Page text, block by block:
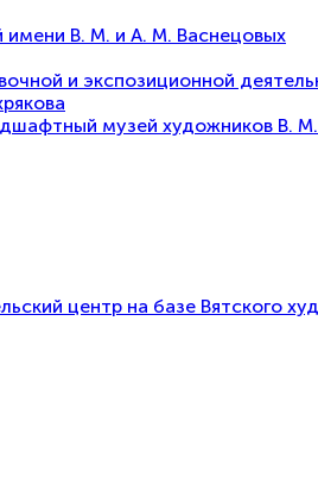
имени В. М. и А. М. Васнецовых
и экспозиционной
музей художников В.
центр на базе Вятского